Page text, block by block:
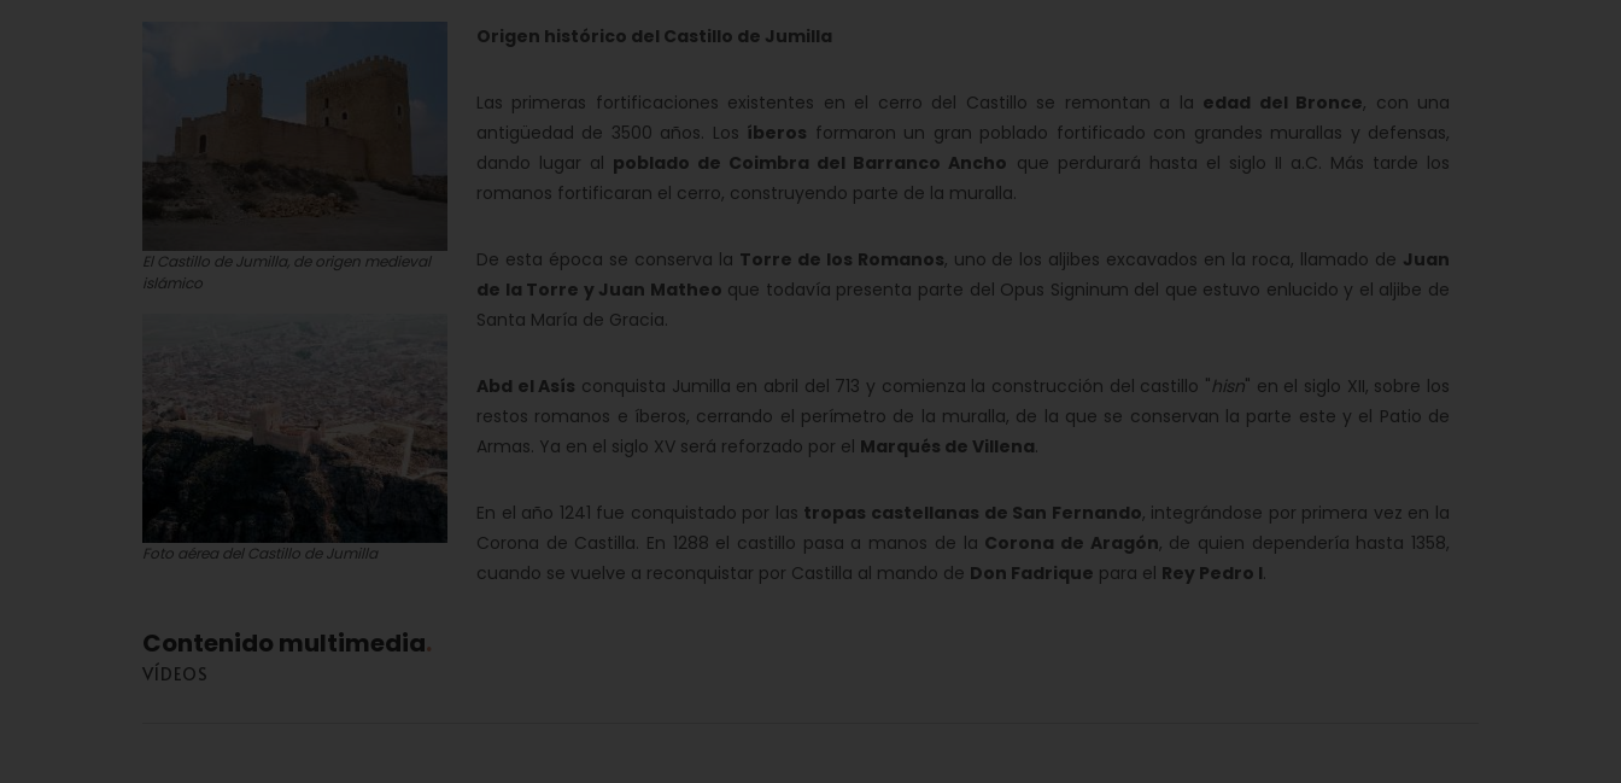
Origen histórico del Castillo de Jumilla
Las primeras fortificaciones existentes en el cerro del Castillo se remontan a la edad del Bronce, con una
antigüedad de 3500 años. Los íberos formaron un gran poblado fortificado con grandes murallas y defensas,
dando lugar al poblado de Coimbra del Barranco Ancho que perdurará hasta el siglo II a.C. Más tarde los
romanos fortificaran el cerro, construyendo parte de la muralla.
De esta época se conserva la Torre de los Romanos, uno de los aljibes excavados en la roca, llamado de Juan
de la Torre y Juan Matheo que todavía presenta parte del Opus Signinum del que estuvo enlucido y el aljibe de
Santa María de Gracia.
Abd el Asís conquista Jumilla en abril del 713 y comienza la construcción del castillo "hisn" en el siglo XII, sobre los
restos romanos e íberos, cerrando el perímetro de la muralla, de la que se conservan la parte este y el Patio de
Armas. Ya en el siglo XV será reforzado por el Marqués de Villena.
En el año 1241 fue conquistado por las tropas castellanas de San Fernando, integrándose por primera vez en la
Corona de Castilla. En 1288 el castillo pasa a manos de la Corona de Aragón, de quien dependería hasta 1358,
cuando se vuelve a reconquistar por Castilla al mando de Don Fadrique para el Rey Pedro I.
El Castillo de Jumilla, de origen medieval
islámico
Foto aérea del Castillo de Jumilla
Contenido multimedia
VÍDEOS